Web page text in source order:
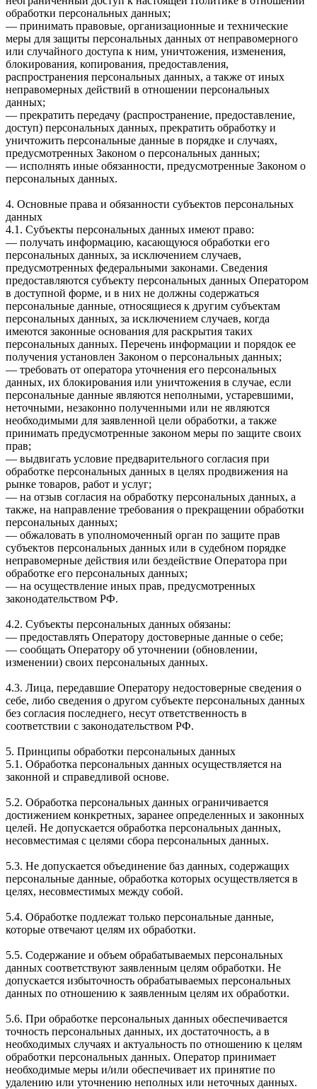
обработки персональных данных;
— принимать правовые, организационные и технические
меры для защиты персональных данных от неправомерного
или случайного доступа к ним, уничтожения, изменения,
блокирования, копирования, предоставления,
распространения персональных данных, а также от иных
неправомерных действий в отношении персональных
данных;
— прекратить передачу (распространение, предоставление,
доступ) персональных данных, прекратить обработку и
уничтожить персональные данные в порядке и случаях,
предусмотренных Законом о персональных данных;
— исполнять иные обязанности, предусмотренные Законом о
персональных данных.
4. Основные права и обязанности субъектов персональных
данных
4.1. Субъекты персональных данных имеют право:
— получать информацию, касающуюся обработки его
персональных данных, за исключением случаев,
предусмотренных федеральными законами. Сведения
предоставляются субъекту персональных данных Оператором
в доступной форме, и в них не должны содержаться
персональные данные, относящиеся к другим субъектам
персональных данных, за исключением случаев, когда
имеются законные основания для раскрытия таких
персональных данных. Перечень информации и порядок ее
получения установлен Законом о персональных данных;
— требовать от оператора уточнения его персональных
данных, их блокирования или уничтожения в случае, если
персональные данные являются неполными, устаревшими,
неточными, незаконно полученными или не являются
необходимыми для заявленной цели обработки, а также
принимать предусмотренные законом меры по защите своих
прав;
— выдвигать условие предварительного согласия при
обработке персональных данных в целях продвижения на
рынке товаров, работ и услуг;
— на отзыв согласия на обработку персональных данных, а
также, на направление требования о прекращении обработки
персональных данных;
— обжаловать в уполномоченный орган по защите прав
субъектов персональных данных или в судебном порядке
неправомерные действия или бездействие Оператора при
обработке его персональных данных;
— на осуществление иных прав, предусмотренных
законодательством РФ.
4.2. Субъекты персональных данных обязаны:
— предоставлять Оператору достоверные данные о себе;
— сообщать Оператору об уточнении (обновлении,
изменении) своих персональных данных.
4.3. Лица, передавшие Оператору недостоверные сведения о
себе, либо сведения о другом субъекте персональных данных
без согласия последнего, несут ответственность в
соответствии с законодательством РФ.
5. Принципы обработки персональных данных
5.1. Обработка персональных данных осуществляется на
законной и справедливой основе.
5.2. Обработка персональных данных ограничивается
достижением конкретных, заранее определенных и законных
целей. Не допускается обработка персональных данных,
несовместимая с целями сбора персональных данных.
5.3. Не допускается объединение баз данных, содержащих
персональные данные, обработка которых осуществляется в
целях, несовместимых между собой.
5.4. Обработке подлежат только персональные данные,
которые отвечают целям их обработки.
5.5. Содержание и объем обрабатываемых персональных
данных соответствуют заявленным целям обработки. Не
допускается избыточность обрабатываемых персональных
данных по отношению к заявленным целям их обработки.
5.6. При обработке персональных данных обеспечивается
точность персональных данных, их достаточность, а в
необходимых случаях и актуальность по отношению к целям
обработки персональных данных. Оператор принимает
необходимые меры и/или обеспечивает их принятие по
удалению или уточнению неполных или неточных данных.